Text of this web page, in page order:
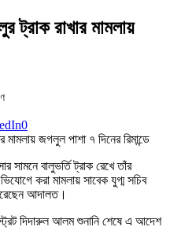
ট্রাক রাখার মামলায়
0
সামনে বালুভর্তি ট্রাক রেখে তাঁর
করা মামলায় সাবেক যুগ্ম সচিব
আদালত।
দিদারুল আলম শুনানি শেষে এ আদেশ